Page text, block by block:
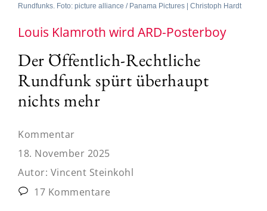
Rundfunks. Foto: picture alliance / Panama Pictures | Christoph Hardt
Louis Klamroth wird ARD-Posterboy
Der Öffentlich-Rechtliche
Rundfunk spürt überhaupt
nichts mehr
Kommentar
18. November 2025
Autor: Vincent Steinkohl
17 Kommentare